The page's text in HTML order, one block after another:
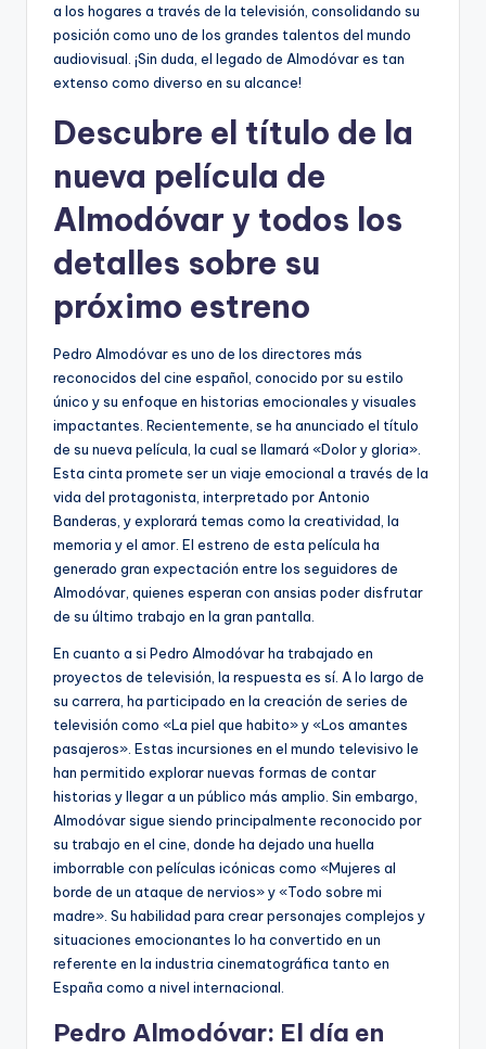
a los hogares a través de la televisión, consolidando su
posición como uno de los grandes talentos del mundo
audiovisual. ¡Sin duda, el legado de Almodóvar es tan
extenso como diverso en su alcance!
Descubre el título de la
nueva película de
Almodóvar y todos los
detalles sobre su
próximo estreno
Pedro Almodóvar es uno de los directores más
reconocidos del cine español, conocido por su estilo
único y su enfoque en historias emocionales y visuales
impactantes. Recientemente, se ha anunciado el título
de su nueva película, la cual se llamará «Dolor y gloria».
Esta cinta promete ser un viaje emocional a través de la
vida del protagonista, interpretado por Antonio
Banderas, y explorará temas como la creatividad, la
memoria y el amor. El estreno de esta película ha
generado gran expectación entre los seguidores de
Almodóvar, quienes esperan con ansias poder disfrutar
de su último trabajo en la gran pantalla.
En cuanto a si Pedro Almodóvar ha trabajado en
proyectos de televisión, la respuesta es sí. A lo largo de
su carrera, ha participado en la creación de series de
televisión como «La piel que habito» y «Los amantes
pasajeros». Estas incursiones en el mundo televisivo le
han permitido explorar nuevas formas de contar
historias y llegar a un público más amplio. Sin embargo,
Almodóvar sigue siendo principalmente reconocido por
su trabajo en el cine, donde ha dejado una huella
imborrable con películas icónicas como «Mujeres al
borde de un ataque de nervios» y «Todo sobre mi
madre». Su habilidad para crear personajes complejos y
situaciones emocionantes lo ha convertido en un
referente en la industria cinematográfica tanto en
España como a nivel internacional.
Pedro Almodóvar: El día en